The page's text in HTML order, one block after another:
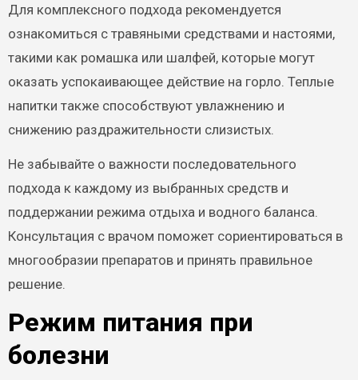
Для комплексного подхода рекомендуется
ознакомиться с травяными средствами и настоями,
такими как ромашка или шалфей, которые могут
оказать успокаивающее действие на горло. Теплые
напитки также способствуют увлажнению и
снижению раздражительности слизистых.
Не забывайте о важности последовательного
подхода к каждому из выбранных средств и
поддержании режима отдыха и водного баланса.
Консультация с врачом поможет сориентироваться в
многообразии препаратов и принять правильное
решение.
Режим питания при
болезни